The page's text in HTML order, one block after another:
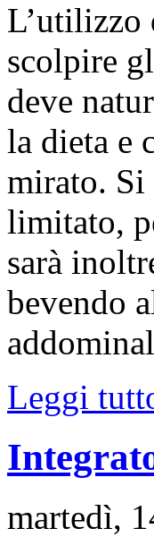
scolpire
deve
la dieta e
mirato.
limitato,
sarà
bevendo
Leggi
martedì,